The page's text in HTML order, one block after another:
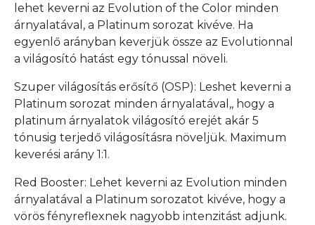
lehet keverni az Evolution of the Color minden
árnyalatával, a Platinum sorozat kivéve. Ha
egyenlő arányban keverjük össze az Evolutionnal
a világosító hatást egy tónussal növeli.
Szuper világosítás erősítő (OSP): Leshet keverni a
Platinum sorozat minden árnyalatával,, hogy a
platinum árnyalatok világosító erejét akár 5
tónusig terjedő világosításra növeljük. Maximum
keverési arány 1:1.
Red Booster: Lehet keverni az Evolution minden
árnyalatával a Platinum sorozatot kivéve, hogy a
vörös fényreflexnek nagyobb intenzitást adjunk.